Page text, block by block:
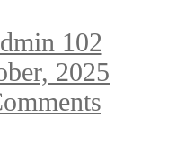
102
2025
on